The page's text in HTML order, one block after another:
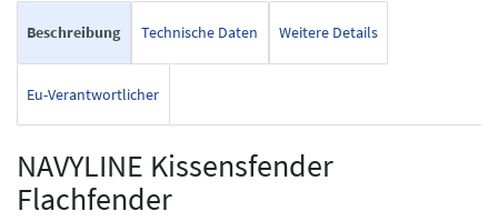
Beschreibung Technische Daten Weitere Details
Eu-Verantwortlicher
NAVYLINE Kissensfender
Flachfender